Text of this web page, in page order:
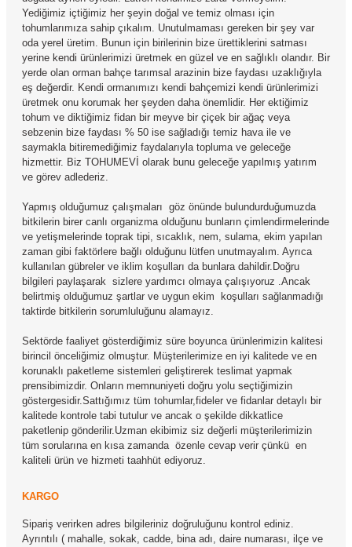
Yediğimiz içtiğimiz her şeyin doğal ve temiz olması için
tohumlarımıza sahip çıkalım. Unutulmaması gereken bir şey var
oda yerel üretim. Bunun için birilerinin bize ürettiklerini satması
yerine kendi ürünlerimizi üretmek en güzel ve en sağlıklı olandır. Bir
yerde olan orman bahçe tarımsal arazinin bize faydası uzaklığıyla
eş değerdir. Kendi ormanımızı kendi bahçemizi kendi ürünlerimizi
üretmek onu korumak her şeyden daha önemlidir. Her ektiğimiz
tohum ve diktiğimiz fidan bir meyve bir çiçek bir ağaç veya
sebzenin bize faydası % 50 ise sağladığı temiz hava ile ve
saymakla bitiremediğimiz faydalarıyla topluma ve geleceğe
hizmettir. Biz TOHUMEVİ olarak bunu geleceğe yapılmış yatırım
ve görev adlederiz.
Yapmış olduğumuz çalışmaları göz önünde bulundurduğumuzda
bitkilerin birer canlı organizma olduğunu bunların çimlendirmelerinde
ve yetişmelerinde toprak tipi, sıcaklık, nem, sulama, ekim yapılan
zaman gibi faktörlere bağlı olduğunu lütfen unutmayalım. Ayrıca
kullanılan gübreler ve iklim koşulları da bunlara dahildir.Doğru
bilgileri paylaşarak sizlere yardımcı olmaya çalışıyoruz .Ancak
belirtmiş olduğumuz şartlar ve uygun ekim koşulları sağlanmadığı
taktirde bitkilerin sorumluluğunu alamayız.
Sektörde faaliyet gösterdiğimiz süre boyunca ürünlerimizin kalitesi
birincil önceliğimiz olmuştur. Müşterilerimize en iyi kalitede ve en
korunaklı paketleme sistemleri geliştirerek teslimat yapmak
prensibimizdir. Onların memnuniyeti doğru yolu seçtiğimizin
göstergesidir.Sattığımız tüm tohumlar,fideler ve fidanlar detaylı bir
kalitede kontrole tabi tutulur ve ancak o şekilde dikkatlice
paketlenip gönderilir.Uzman ekibimiz siz değerli müşterilerimizin
tüm sorularına en kısa zamanda özenle cevap verir çünkü en
kaliteli ürün ve hizmeti taahhüt ediyoruz.
KARGO
Sipariş verirken adres bilgileriniz doğruluğunu kontrol ediniz.
Ayrıntılı ( mahalle, sokak, cadde, bina adı, daire numarası, ilçe ve